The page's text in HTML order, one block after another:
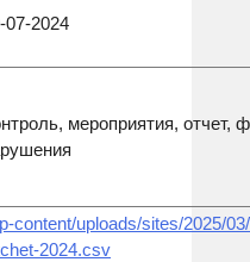
07-2024
мероприятия, отчет,
content/uploads/sites/2025/
2024.csv